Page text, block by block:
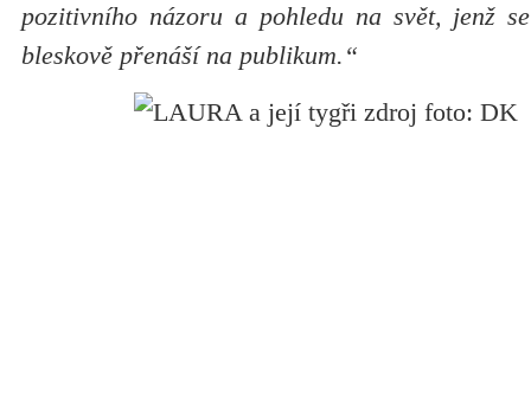
pozitivního názoru a pohledu na svět, jenž
bleskově přenáší na publikum.“